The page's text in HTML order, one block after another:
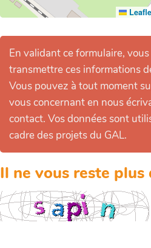
En validant ce formulaire,
transmettre ces informations
Vous pouvez à tout moment
vous concernant en nous
contact. Vos données sont
cadre des projets du GAL.
Il ne vous reste